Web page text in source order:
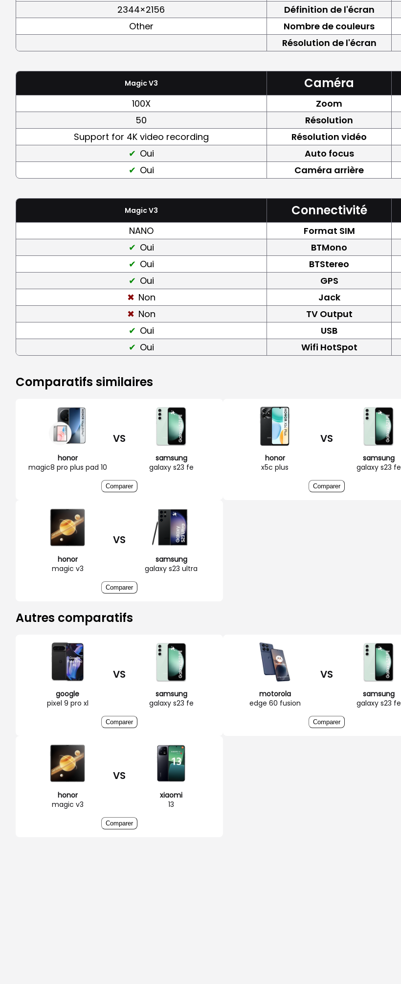
2344×2156 Définition de l'écran
Other
Nombre de couleurs
Résolution de l'écran
Magic V3 Caméra
100X Zoom
50
Résolution
Support for 4K video recording
Résolution vidéo
Oui
Auto focus
Oui
Caméra arrière
Magic V3 Connectivité
NANO Format SIM
Oui
BTMono
Oui
BTStereo
Oui
GPS
Non
Jack
Non
TV Output
Oui
USB
Oui
Wifi HotSpot
Comparatifs similaires
honor
magic8 pro plus pad 10
VS
samsung
galaxy s23 fe
Comparer
honor
x5c plus
VS
samsung
galaxy s23 fe
Comparer
honor
magic v3
VS
samsung
galaxy s23 ultra
Comparer
Autres comparatifs
google
pixel 9 pro xl
VS
samsung
galaxy s23 fe
Comparer
motorola
edge 60 fusion
VS
samsung
galaxy s23 fe
Comparer
honor
magic v3
VS
xiaomi
13
Comparer